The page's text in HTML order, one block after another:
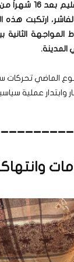
السوداني
ارتكبت
الثانية
الماضي تحركات
وابتدار عملية